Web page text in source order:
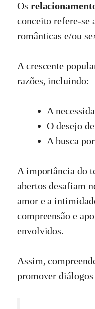
Os
conceito refere-se
românticas e/ou
A crescente
razões, incluindo:
A
O desejo
A busca
A importância do
abertos desafiam
amor e a
compreensão e
envolvidos.
Assim,
promover